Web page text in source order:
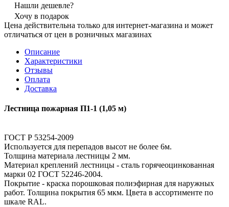
Нашли дешевле?
Хочу в подарок
Цена действительна только для интернет-магазина и может
отличаться от цен в розничных магазинах
Описание
Характеристики
Отзывы
Оплата
Доставка
Лестница пожарная П1-1 (1,05 м)
ГОСТ Р 53254-2009
Используется для перепадов высот не более 6м.
Толщина материала лестницы 2 мм.
Материал креплений лестницы - сталь горячеоцинкованная
марки 02 ГОСТ 52246-2004.
Покрытие - краска порошковая полиэфирная для наружных
работ. Толщина покрытия 65 мкм. Цвета в ассортименте по
шкале RAL.